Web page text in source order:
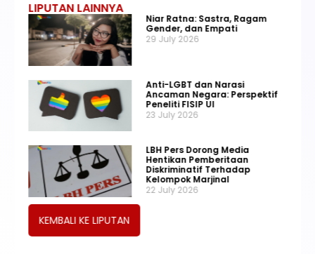
LIPUTAN LAINNYA
Niar Ratna: Sastra, Ragam
Gender, dan Empati
29 July 2026
Anti-LGBT dan Narasi
Ancaman Negara: Perspektif
Peneliti FISIP UI
23 July 2026
LBH Pers Dorong Media
Hentikan Pemberitaan
Diskriminatif Terhadap
Kelompok Marjinal
22 July 2026
KEMBALI KE LIPUTAN